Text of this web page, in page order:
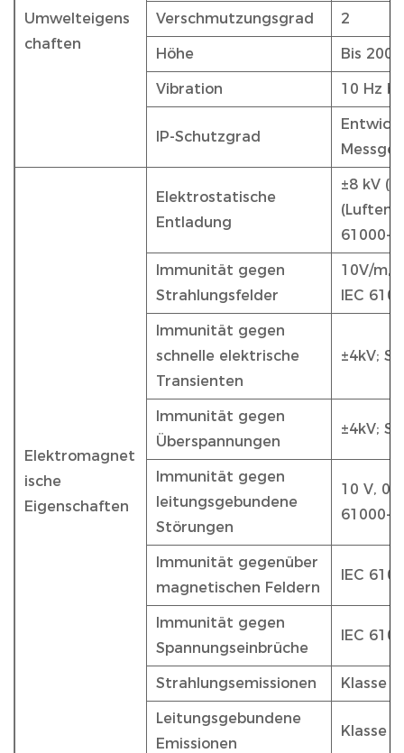
Umwelteigens
chaften
Verschmutzungsgrad 2
Höhe Bis
Vibration 10 Hz
IP-Schutzgrad
Elektromagnet
ische
Eigenschaften
Elektrostatische
Entladung
±8 kV
61000-
Immunität gegen
Strahlungsfelder
10V/
IEC
Immunität gegen
schnelle elektrische
Transienten
±4kV;
Immunität gegen
Überspannungen
±4kV;
Immunität gegen
leitungsgebundene
Störungen
10 V,
61000-
Immunität gegenüber
magnetischen Feldern
IEC
Immunität gegen
Spannungseinbrüche
IEC
Strahlungsemissionen Klasse
Leitungsgebundene
Emissionen
Klasse